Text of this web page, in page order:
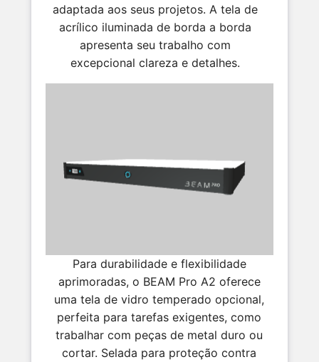
adaptada aos seus projetos. A tela de
acrílico iluminada de borda a borda
apresenta seu trabalho com
excepcional clareza e detalhes.
Para durabilidade e flexibilidade
aprimoradas, o BEAM Pro A2 oferece
uma tela de vidro temperado opcional,
perfeita para tarefas exigentes, como
trabalhar com peças de metal duro ou
cortar. Selada para proteção contra